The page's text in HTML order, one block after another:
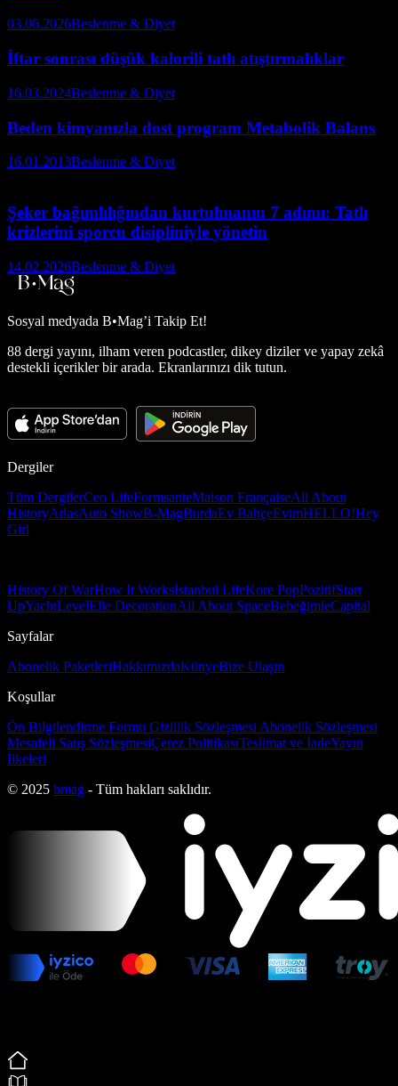
03.06.2026Beslenme & Diyet
İftar sonrası düşük kalorili tatlı atıştırmalıklar
16.03.2024Beslenme & Diyet
Beden kimyanızla dost program Metabolik Balans
16.01.2013Beslenme & Diyet
Şeker bağımlılığından kurtulmanın 7 adımı: Tatlı
krizlerini sporcu disipliniyle yönetin
14.02.2026Beslenme & Diyet
Sosyal medyada B•Mag’i Takip Et!
88 dergi yayını, ilham veren podcastler, dikey diziler ve yapay zekâ
destekli içerikler bir arada. Ekranlarınızı dik tutun.
Dergiler
Tüm DergilerCeo LifeFormsanteMaison FrançaiseAll About
HistoryAtlasAuto ShowB-MagBurdaEv BahçeEvimHELLO!Hey
Girl
History Of WarHow It Worksİstanbul LifeKore PopPozitifStart
UpYachtLevelElle DecorationAll About SpaceBebeğimleCapital
Sayfalar
Abonelik PaketleriHakkımızdaKünyeBize Ulaşın
Koşullar
Ön Bilgilendirme Formu Gizlilik Sözleşmesi Abonelik Sözleşmesi
Mesafeli Satış SözleşmesiÇerez PolitikasıTeslimat ve İadeYayın
İlkeleri
© 2025 bmag - Tüm hakları saklıdır.